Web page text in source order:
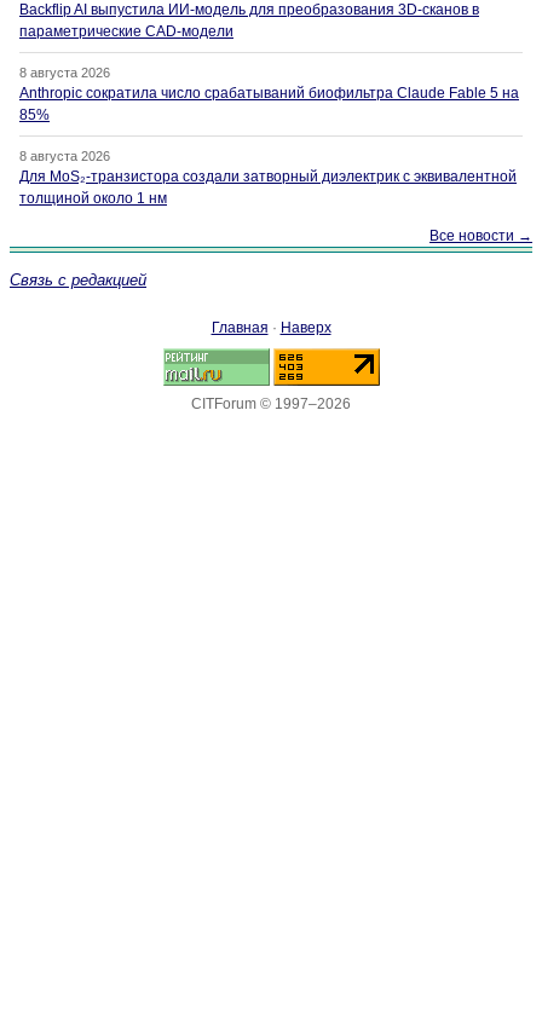
Backflip AI выпустила ИИ-модель для преобразования 3D-сканов в
параметрические CAD-модели
8 августа 2026
Anthropic сократила число срабатываний биофильтра Claude Fable 5 на
85%
8 августа 2026
Для MoS₂-транзистора создали затворный диэлектрик с эквивалентной
толщиной около 1 нм
Все новости →
Связь с редакцией
Главная · Наверх
CITForum © 1997–2026